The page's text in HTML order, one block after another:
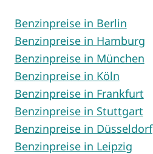
Benzinpreise in Berlin
Benzinpreise in Hamburg
Benzinpreise in München
Benzinpreise in Köln
Benzinpreise in Frankfurt
Benzinpreise in Stuttgart
Benzinpreise in Düsseldorf
Benzinpreise in Leipzig